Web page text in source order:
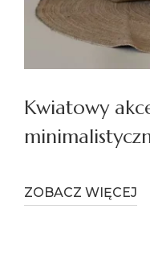
Kwiatowy
ZOBACZ WIĘCEJ